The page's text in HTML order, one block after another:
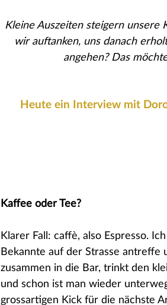
Kleine Auszeiten steigern unsere
wir auftanken, uns danach
angehen? Das
Heute ein Interview mit
Kaffee oder Tee?
Klarer Fall: caffè, also Espresso.
Bekannte auf der Strasse antreffe
zusammen in die Bar, trinkt den
und schon ist man wieder
grossartigen Kick für die nächste